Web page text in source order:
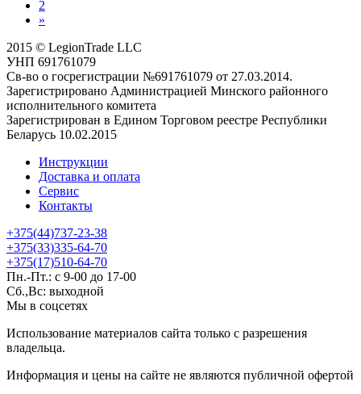
2
»
2015 © LegionTrade LLC
УНП 691761079
Св-во о госрегистрации №691761079 от 27.03.2014.
Зарегистрировано Администрацией Минского районного
исполнительного комитета
Зарегистрирован в Едином Торговом реестре Республики
Беларусь 10.02.2015
Инструкции
Доставка и оплата
Сервис
Контакты
+375(44)737-23-38
+375(33)335-64-70
+375(17)510-64-70
Пн.-Пт.: с 9-00 до 17-00
Сб.,Вс: выходной
Мы в соцсетях
Использование материалов сайта только с разрешения
владельца.
Информация и цены на сайте не являются публичной офертой